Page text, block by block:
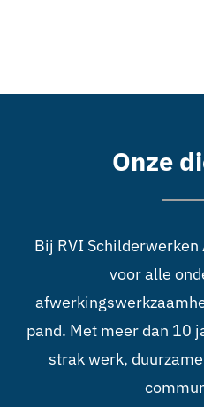
Onze
Bij RVI
voor alle
pand. Met meer dan 10
strak werk,